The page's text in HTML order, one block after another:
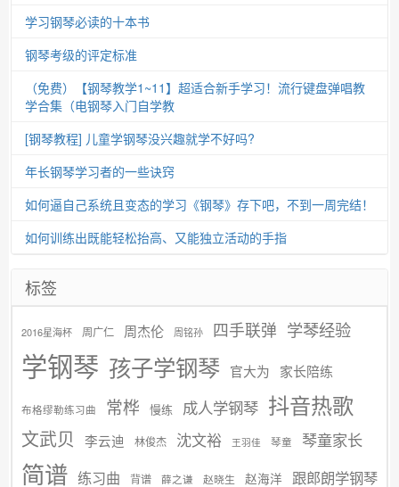
学习钢琴必读的十本书
钢琴考级的评定标准
（免费）【钢琴教学1~11】超适合新手学习！流行键盘弹唱教
学合集（电钢琴入门自学教
[钢琴教程] 儿童学钢琴没兴趣就学不好吗?
年长钢琴学习者的一些诀窍
如何逼自己系统且变态的学习《钢琴》存下吧，不到一周完结！
如何训练出既能轻松抬高、又能独立活动的手指
标签
2016星海杯 周广仁 周杰伦 周铭孙 四手联弹 学琴经验
学钢琴 孩子学钢琴 官大为 家长陪练
布格缪勒练习曲 常桦 慢练 成人学钢琴 抖音热歌
文武贝 李云迪 林俊杰 沈文裕 王羽佳 琴童 琴童家长
简谱 练习曲 背谱 薛之谦 赵晓生 赵海洋 跟郎朗学钢琴